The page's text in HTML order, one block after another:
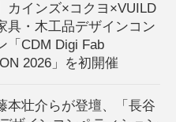
カインズ×コクヨ×VUILD
具・木工品デザインコン
「CDM Digi Fab
2026」を初開催
本壮介らが登壇、「長谷